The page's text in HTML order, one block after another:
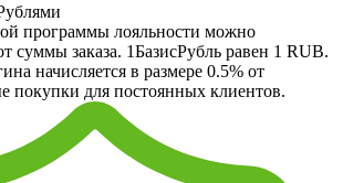
программы лояльности можно
суммы заказа. 1БазисРубль равен 1 RUB.
начисляется в размере 0.5% от
покупки для постоянных клиентов.